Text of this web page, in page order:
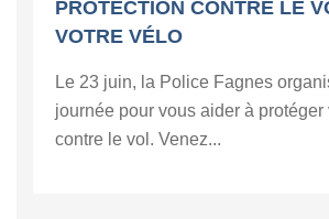
PROTECTION CONTRE LE
VOTRE VÉLO
Le 23 juin, la Police Fagnes
journée pour vous aider à protéger
contre le vol. Venez...